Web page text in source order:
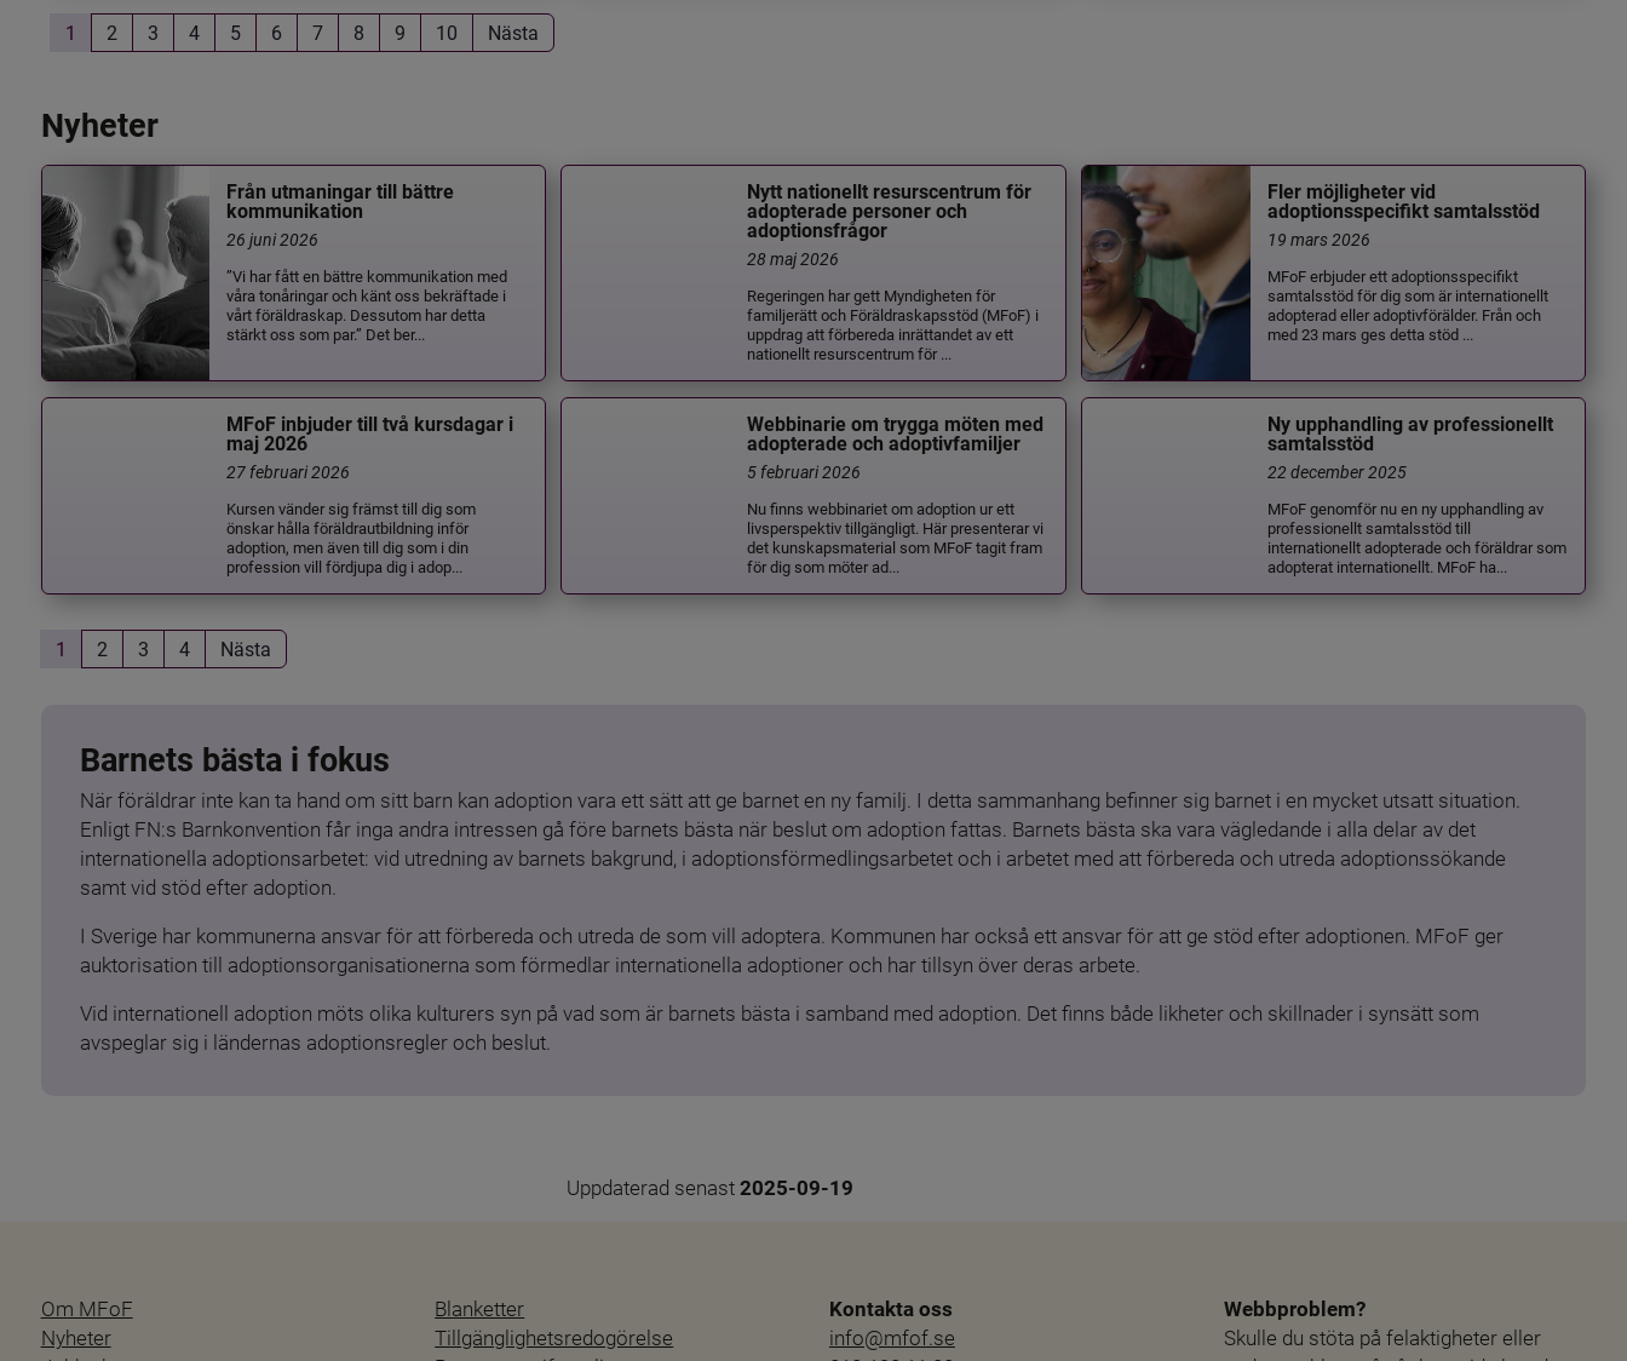
1 2 3 4 5 6 7 8 9 10 Nästa
Nyheter
Från utmaningar till bättre
kommunikation
26 juni 2026
”Vi har fått en bättre kommunikation med
våra tonåringar och känt oss bekräftade i
vårt föräldraskap. Dessutom har detta
stärkt oss som par.” Det ber...
Nytt nationellt resurscentrum för
adopterade personer och
adoptionsfrågor
28 maj 2026
Regeringen har gett Myndigheten för
familjerätt och Föräldraskapsstöd (MFoF) i
uppdrag att förbereda inrättandet av ett
nationellt resurscentrum för ...
Fler möjligheter vid
adoptionsspecifikt samtalsstöd
19 mars 2026
MFoF erbjuder ett adoptionsspecifikt
samtalsstöd för dig som är internationellt
adopterad eller adoptivförälder. Från och
med 23 mars ges detta stöd ...
MFoF inbjuder till två kursdagar i
maj 2026
27 februari 2026
Kursen vänder sig främst till dig som
önskar hålla föräldrautbildning inför
adoption, men även till dig som i din
profession vill fördjupa dig i adop...
Webbinarie om trygga möten med
adopterade och adoptivfamiljer
5 februari 2026
Nu finns webbinariet om adoption ur ett
livsperspektiv tillgängligt. Här presenterar vi
det kunskapsmaterial som MFoF tagit fram
för dig som möter ad...
Ny upphandling av professionellt
samtalsstöd
22 december 2025
MFoF genomför nu en ny upphandling av
professionellt samtalsstöd till
internationellt adopterade och föräldrar som
adopterat internationellt. MFoF ha...
1 2 3 4 Nästa
Barnets bästa i fokus
När föräldrar inte kan ta hand om sitt barn kan adoption vara ett sätt att ge barnet en ny familj. I detta sammanhang befinner sig barnet i en mycket utsatt situation.
Enligt FN:s Barnkonvention får inga andra intressen gå före barnets bästa när beslut om adoption fattas. Barnets bästa ska vara vägledande i alla delar av det
internationella adoptionsarbetet: vid utredning av barnets bakgrund, i adoptionsförmedlingsarbetet och i arbetet med att förbereda och utreda adoptionssökande
samt vid stöd efter adoption.
I Sverige har kommunerna ansvar för att förbereda och utreda de som vill adoptera. Kommunen har också ett ansvar för att ge stöd efter adoptionen. MFoF ger
auktorisation till adoptionsorganisationerna som förmedlar internationella adoptioner och har tillsyn över deras arbete.
Vid internationell adoption möts olika kulturers syn på vad som är barnets bästa i samband med adoption. Det finns både likheter och skillnader i synsätt som
avspeglar sig i ländernas adoptionsregler och beslut.
Uppdaterad senast 2025-09-19
Om MFoF
Nyheter
Blanketter
Tillgänglighetsredogörelse
Kontakta oss
info@mfof.se
Webbproblem?
Skulle du stöta på felaktigheter eller